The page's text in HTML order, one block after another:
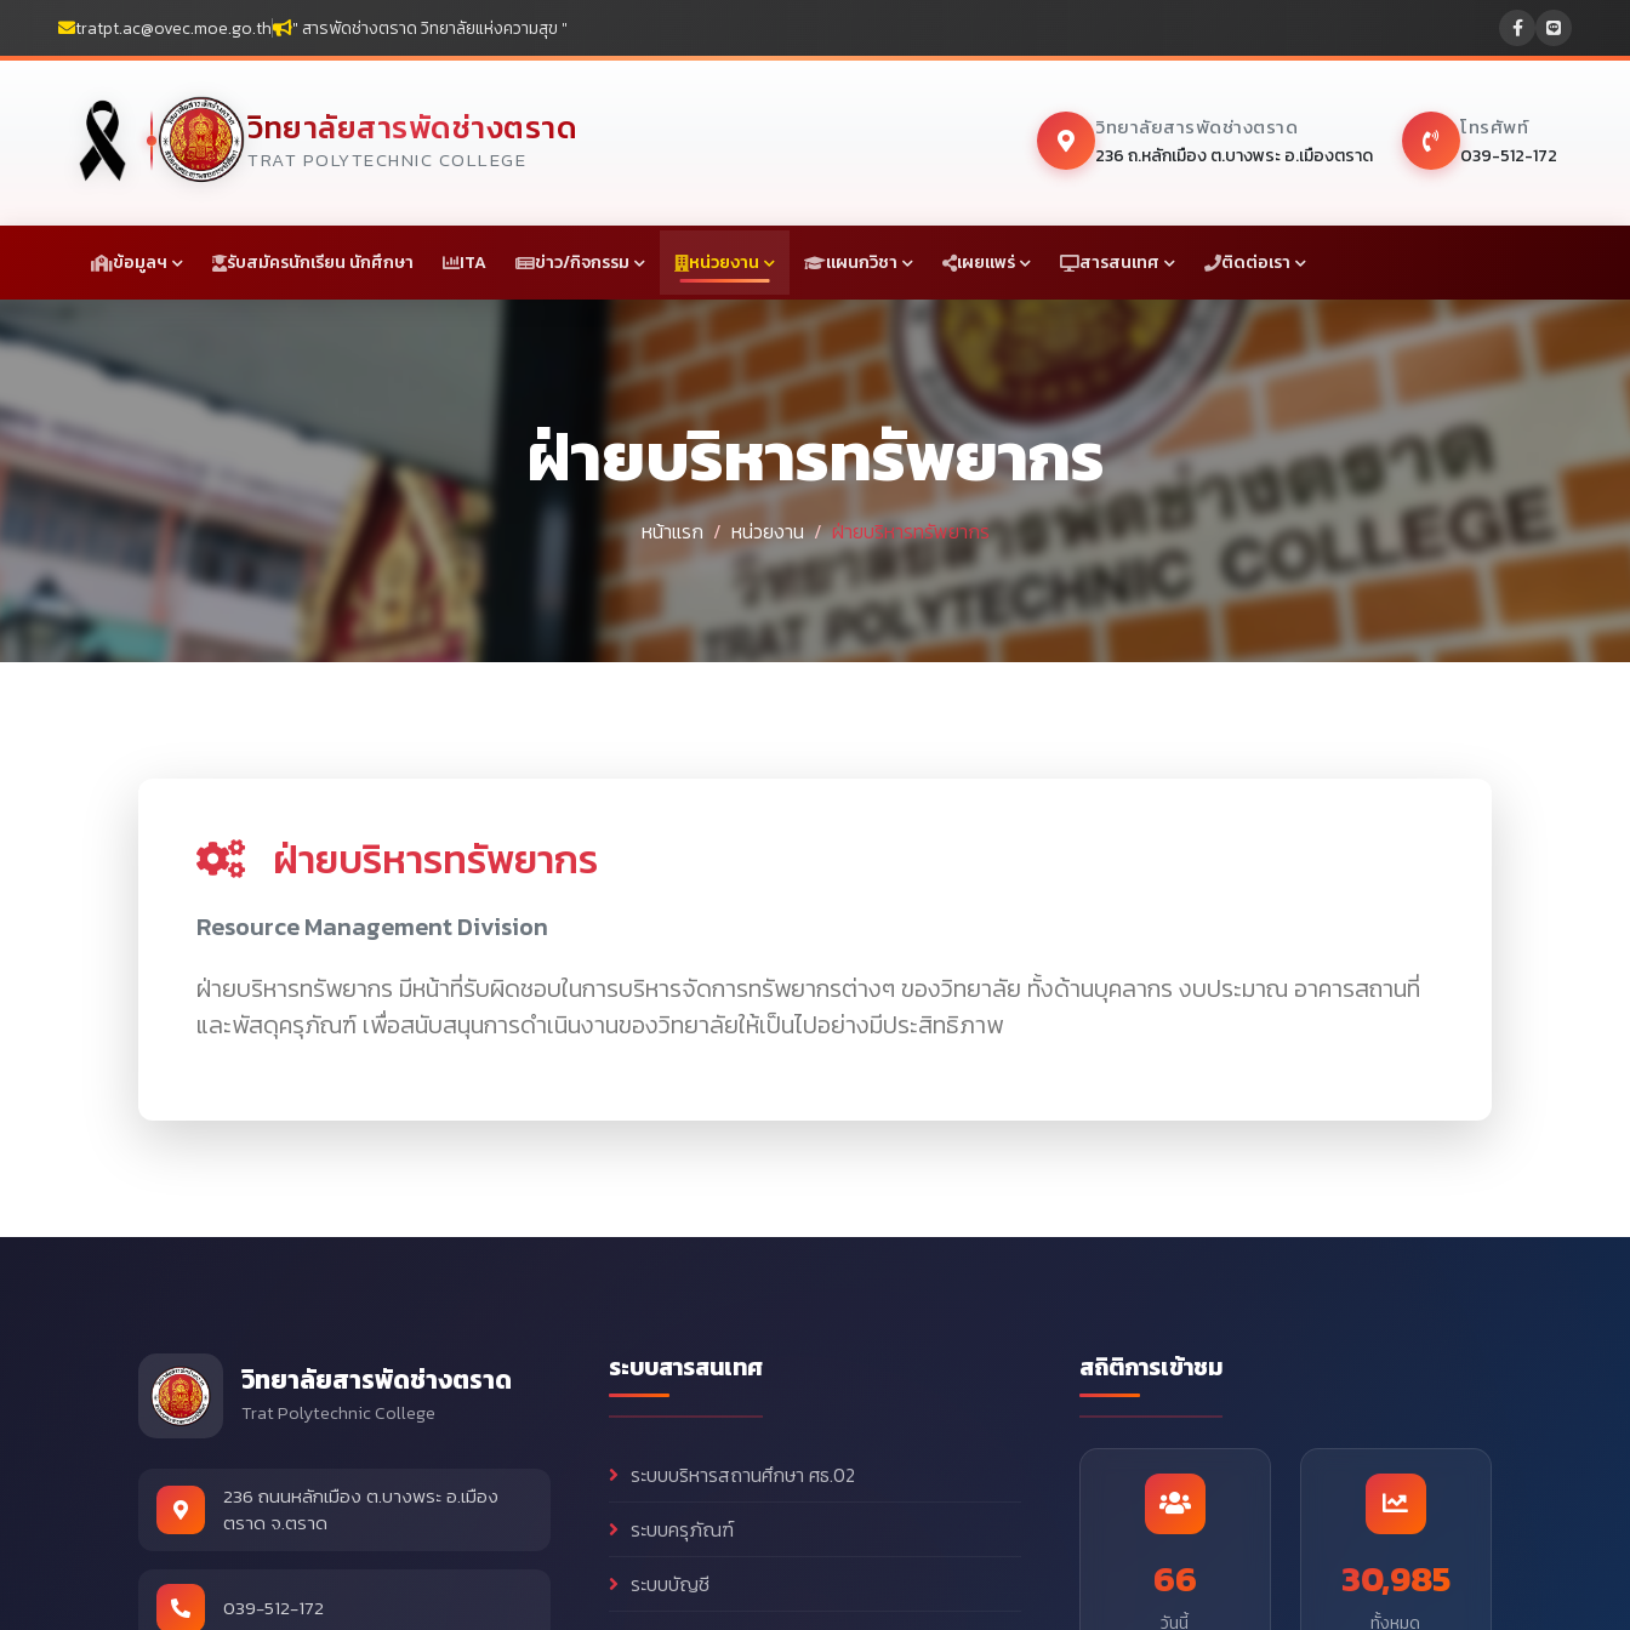
tratpt.ac@ovec.moe.go.th " สารพัดช่างตราด วิทยาลัยแห่งความสุข "
วิทยาลัยสารพัดช่างตราด
TRAT POLYTECHNIC COLLEGE
วิทยาลัยสารพัดช่างตราด
236 ถ.หลักเมือง ต.บางพระ อ.เมืองตราด
โทรศัพท์
039-512-172
ข้อมูลฯ รับสมัครนักเรียน นักศึกษา ITA ข่าว/กิจกรรม หน่วยงาน แผนกวิชา เผยแพร่ สารสนเทศ ติดต่อเรา
ฝ่ายบริหารทรัพยากร
หน้าแรก หน่วยงาน ฝ่ายบริหารทรัพยากร
ฝ่ายบริหารทรัพยากร
Resource Management Division
ฝ่ายบริหารทรัพยากร มีหน้าที่รับผิดชอบในการบริหารจัดการทรัพยากรต่างๆ ของวิทยาลัย ทั้งด้านบุคลากร งบประมาณ อาคารสถานที่
และพัสดุครุภัณฑ์ เพื่อสนับสนุนการดำเนินงานของวิทยาลัยให้เป็นไปอย่างมีประสิทธิภาพ
วิทยาลัยสารพัดช่างตราด
Trat Polytechnic College
236 ถนนหลักเมือง ต.บางพระ อ.เมือง
ตราด จ.ตราด
039-512-172
ระบบสารสนเทศ
ระบบบริหารสถานศึกษา ศธ.02
ระบบครุภัณฑ์
ระบบบัญชี
สถิติการเข้าชม
66
วันนี้
30,985
ทั้งหมด